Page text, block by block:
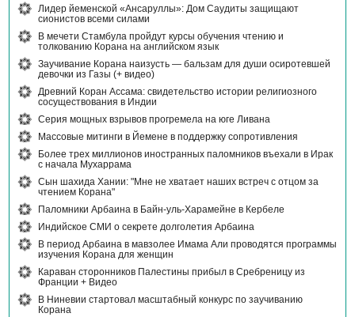
Лидер йеменской «Ансаруллы»: Дом Саудиты защищают
сионистов всеми силами
В мечети Стамбула пройдут курсы обучения чтению и
толкованию Корана на английском язык
Заучивание Корана наизусть — бальзам для души осиротевшей
девочки из Газы (+ видео)
Древний Коран Ассама: свидетельство истории религиозного
сосуществования в Индии
Серия мощных взрывов прогремела на юге Ливана
Массовые митинги в Йемене в поддержку сопротивления
Более трех миллионов иностранных паломников въехали в Ирак
с начала Мухаррама
Сын шахида Хании: "Мне не хватает наших встреч с отцом за
чтением Корана"
Паломники Арбаина в Байн-уль-Харамейне в Кербеле
Индийское СМИ о секрете долголетия Арбаина
В период Арбаина в мавзолее Имама Али проводятся программы
изучения Корана для женщин
Караван сторонников Палестины прибыл в Сребреницу из
Франции + Видео
В Ниневии стартовал масштабный конкурс по заучиванию
Корана